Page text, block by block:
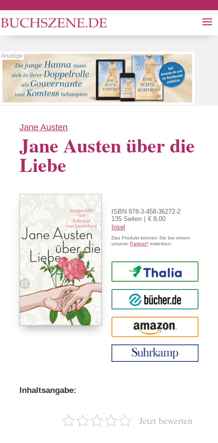
Jane Austen
Jane Austen über die
Liebe
ISBN 978-3-458-36272-2
135 Seiten
€ 8,00
Insel
Das Produkt können Sie bei einem
unsererPartner* erwerben:
Thalia
buecher.de
Amazon
Inhaltsangabe:
Jetzt bewerten